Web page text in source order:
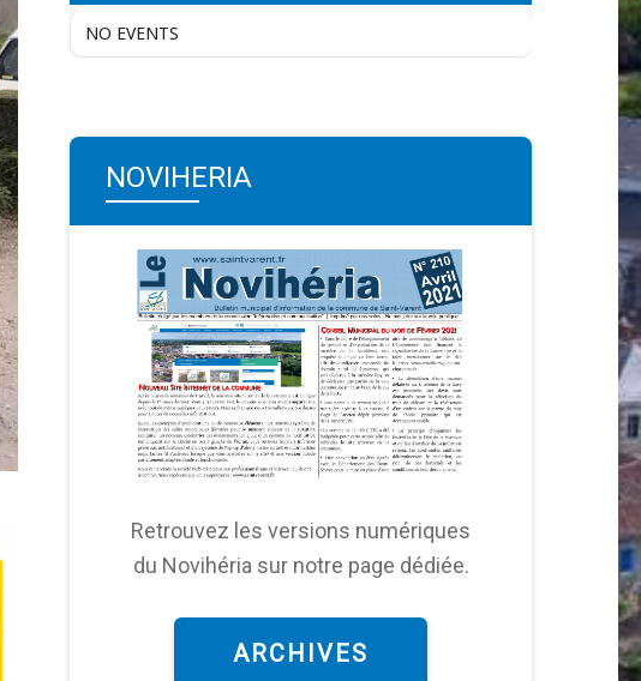
NO EVENTS
NOVIHERIA
Retrouvez les versions numériques
du Novihéria sur notre page dédiée.
ARCHIVES